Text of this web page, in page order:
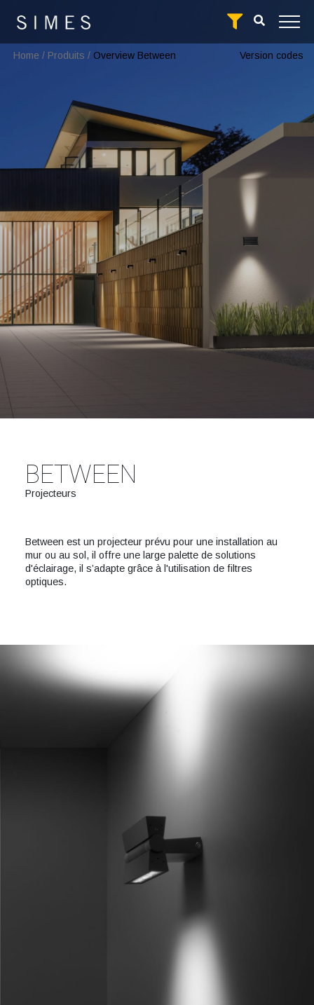
Home / Produits / Overview Between Version codes
BETWEEN
Projecteurs
Between est un projecteur prévu pour une installation au
mur ou au sol, il offre une large palette de solutions
d'éclairage, il s’adapte grâce à l'utilisation de filtres
optiques.